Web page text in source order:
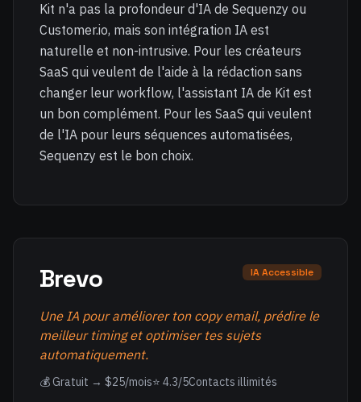
Kit n'a pas la profondeur d'IA de Sequenzy ou
Customer.io, mais son intégration IA est
naturelle et non-intrusive. Pour les créateurs
SaaS qui veulent de l'aide à la rédaction sans
changer leur workflow, l'assistant IA de Kit est
un bon complément. Pour les SaaS qui veulent
de l'IA pour leurs séquences automatisées,
Sequenzy est le bon choix.
Brevo IA Accessible
Une IA pour améliorer ton copy email, prédire le
meilleur timing et optimiser tes sujets
automatiquement.
💰 Gratuit → $25/mois⭐ 4.3/5Contacts illimités